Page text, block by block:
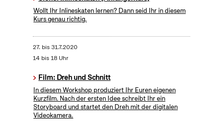
Wollt Ihr Inlineskaten lernen? Dann seid Ihr in diesem
Kurs genau richtig.
27. bis31.7.2020
14 bis 18 Uhr
Film: Dreh und Schnitt
In diesem Workshop produziert Ihr Euren eigenen
Kurzfilm. Nach der ersten Idee schreibt Ihr ein
Storyboard und startet den Dreh mit der digitalen
Videokamera.